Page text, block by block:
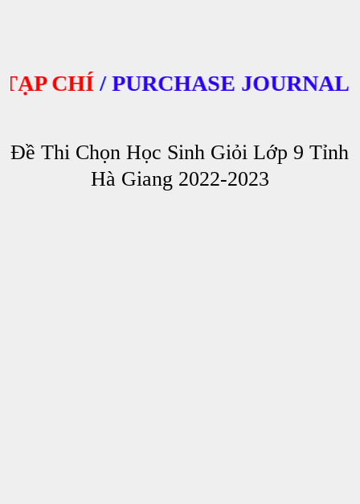
CHÍ/PURCHASE JOURNALS
Đề Thi Chọn Học Sinh Giỏi Lớp 9 Tỉnh
Hà Giang 2022-2023